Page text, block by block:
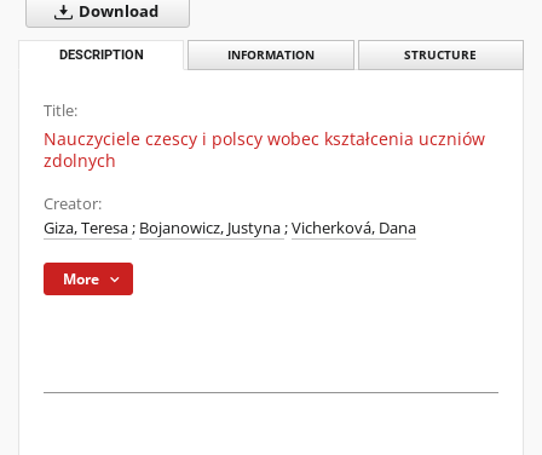
Download
DESCRIPTION INFORMATION STRUCTURE
Title:
Nauczyciele czescy i polscy wobec kształcenia uczniów
zdolnych
Creator:
Giza, Teresa; Bojanowicz, Justyna;Vicherková, Dana
More